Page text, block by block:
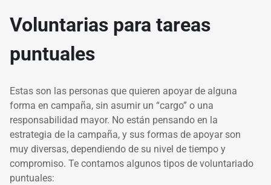
Voluntarias para tareas
puntuales
Estas son las personas que quieren apoyar de alguna
forma en campaña, sin asumir un “cargo” o una
responsabilidad mayor. No están pensando en la
estrategia de la campaña, y sus formas de apoyar son
muy diversas, dependiendo de su nivel de tiempo y
compromiso. Te contamos algunos tipos de voluntariado
puntuales: